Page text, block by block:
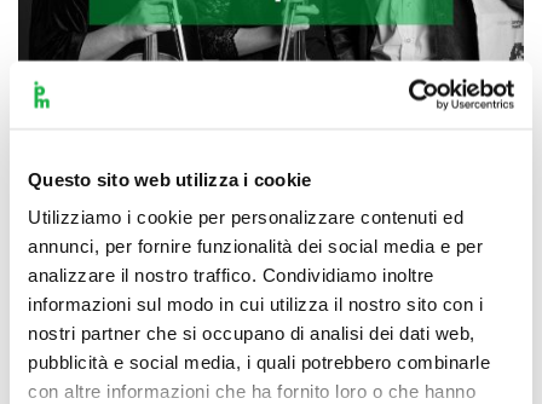
Questo sito web utilizza i cookie
Utilizziamo i cookie per personalizzare contenuti ed
annunci, per fornire funzionalità dei social media e per
analizzare il nostro traffico. Condividiamo inoltre
informazioni sul modo in cui utilizza il nostro sito con i
nostri partner che si occupano di analisi dei dati web,
pubblicità e social media, i quali potrebbero combinarle
con altre informazioni che ha fornito loro o che hanno
Scopri di più